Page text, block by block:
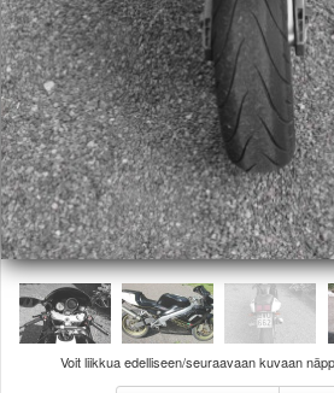
UUTISET
SÄÄ
Valitse paikkakunta
Helsingin sää
Tampereen sää
Turun sää
Oulun sää
Kuopion sää
Rovaniemen sää
MUUT
VIP-jäsenyys
Paidat ja vaatteet
Suunnittele oma paita
Mainostus
Voit liikkua edelliseen/seuraavaan kuvaan